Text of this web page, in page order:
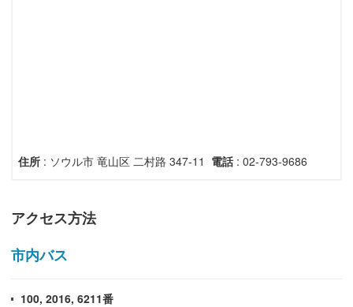
住所: ソウル市 竜山区 二村路 347-11 電話: 02-793-9686
アクセス方法
市内バス
100, 2016, 6211番